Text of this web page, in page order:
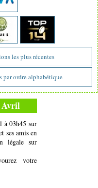
les plus récentes
par ordre alphabétique
Avril
à 03h45 sur
ses amis en
légale sur
votre